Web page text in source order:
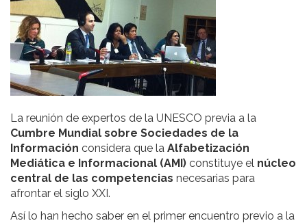
La reunión de expertos de la UNESCO previa a la
Cumbre Mundial sobre Sociedades de la
Información considera que la Alfabetización
Mediática e Informacional (AMI) constituye el núcleo
central de las competencias necesarias para
afrontar el siglo XXI.
Así lo han hecho saber en el primer encuentro previo a la